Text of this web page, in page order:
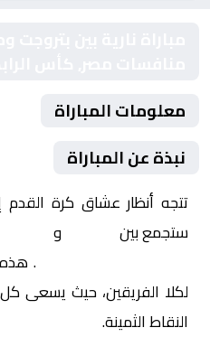
معلومات المباراة
نبذة عن المباراة
تتجه أنظار عشاق كرة القدم
ستجمع بين
و
.
لكلا الفريقين، حيث يسعى
النقاط الثمينة.